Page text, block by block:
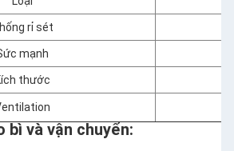
rỉ sét
mạnh
thước
bì và vận chuyển: